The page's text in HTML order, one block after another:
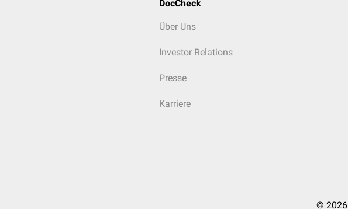
DocCheck
Über Uns
Investor Relations
Presse
Karriere
© 2026